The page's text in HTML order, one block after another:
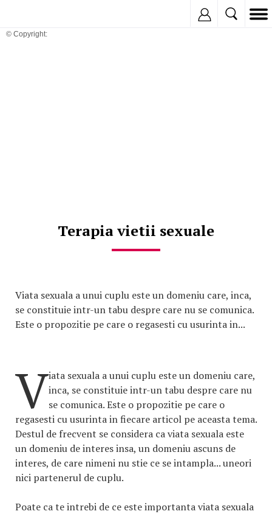
© Copyright:
Terapia vietii sexuale
Viata sexuala a unui cuplu este un domeniu care, inca,
se constituie intr-un tabu despre care nu se comunica.
Este o propozitie pe care o regasesti cu usurinta in...
Viata sexuala a unui cuplu este un domeniu care,
inca, se constituie intr-un tabu despre care nu
se comunica. Este o propozitie pe care o
regasesti cu usurinta in fiecare articol pe aceasta tema.
Destul de frecvent se considera ca viata sexuala este
un domeniu de interes insa, un domeniu ascuns de
interes, de care nimeni nu stie ce se intampla... uneori
nici partenerul de cuplu.
Poate ca te intrebi de ce este importanta viata sexuala